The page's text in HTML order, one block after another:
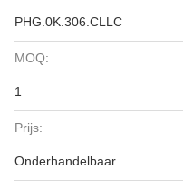
PHG.0K.306.CLLC
MOQ:
1
Prijs:
Onderhandelbaar